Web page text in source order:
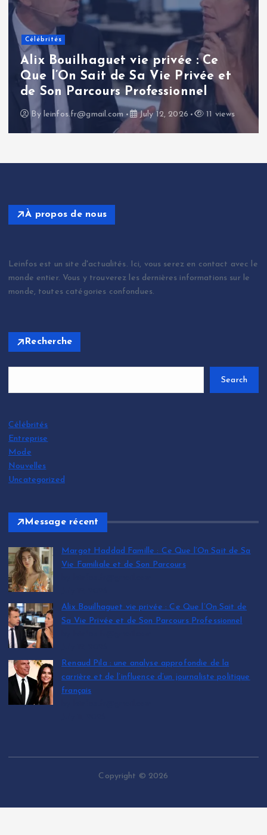
Célébrités
Renaud Pila : une analyse
approfondie de la carrière et de
l’influence d’un journaliste
politique français
Byleinfos.fr@gmail.com July 11, 2026 14 views
À propos de nous
Leinfos est un site d'actualités. Ici, vous serez en contact avec le
monde entier. Vous y trouverez les dernières informations sur le
monde, toutes catégories confondues.
Recherche
Search
Célébrités
Entreprise
Mode
Nouvelles
Uncategorized
Message récent
Margot Haddad Famille : Ce Que l’On Sait de Sa
Vie Familiale et de Son Parcours
Alix Bouilhaguet vie privée : Ce Que l’On Sait de
Sa Vie Privée et de Son Parcours Professionnel
Renaud Pila : une analyse approfondie de la
carrière et de l’influence d’un journaliste politique
français
Copyright © 2026